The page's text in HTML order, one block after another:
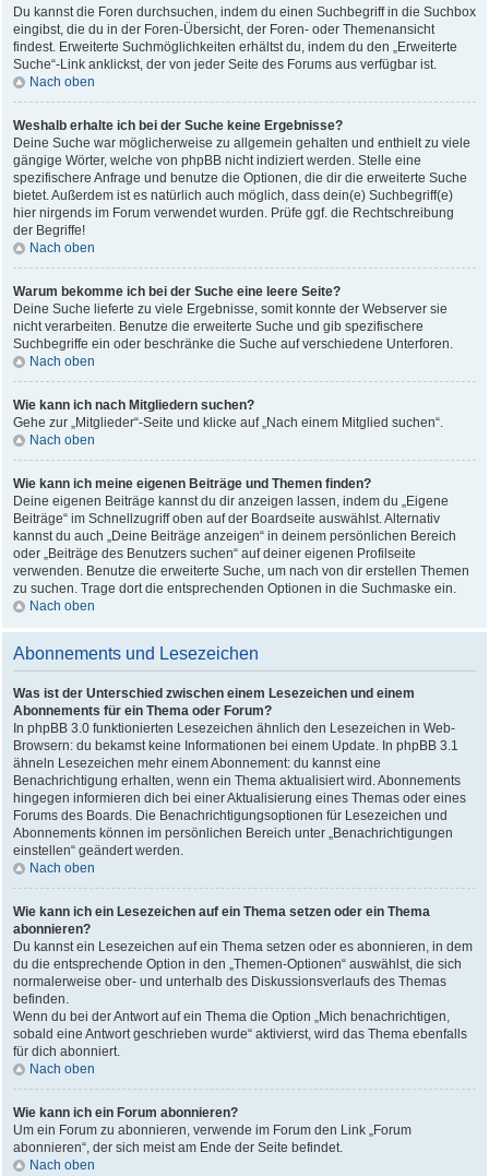
Du kannst die Foren durchsuchen, indem du einen Suchbegriff in die Suchbox
eingibst, die du in der Foren-Übersicht, der Foren- oder Themenansicht
findest. Erweiterte Suchmöglichkeiten erhältst du, indem du den „Erweiterte
Suche“-Link anklickst, der von jeder Seite des Forums aus verfügbar ist.
Nach oben
Weshalb erhalte ich bei der Suche keine Ergebnisse?
Deine Suche war möglicherweise zu allgemein gehalten und enthielt zu viele
gängige Wörter, welche von phpBB nicht indiziert werden. Stelle eine
spezifischere Anfrage und benutze die Optionen, die dir die erweiterte Suche
bietet. Außerdem ist es natürlich auch möglich, dass dein(e) Suchbegriff(e)
hier nirgends im Forum verwendet wurden. Prüfe ggf. die Rechtschreibung
der Begriffe!
Nach oben
Warum bekomme ich bei der Suche eine leere Seite?
Deine Suche lieferte zu viele Ergebnisse, somit konnte der Webserver sie
nicht verarbeiten. Benutze die erweiterte Suche und gib spezifischere
Suchbegriffe ein oder beschränke die Suche auf verschiedene Unterforen.
Nach oben
Wie kann ich nach Mitgliedern suchen?
Gehe zur „Mitglieder“-Seite und klicke auf „Nach einem Mitglied suchen“.
Nach oben
Wie kann ich meine eigenen Beiträge und Themen finden?
Deine eigenen Beiträge kannst du dir anzeigen lassen, indem du „Eigene
Beiträge“ im Schnellzugriff oben auf der Boardseite auswählst. Alternativ
kannst du auch „Deine Beiträge anzeigen“ in deinem persönlichen Bereich
oder „Beiträge des Benutzers suchen“ auf deiner eigenen Profilseite
verwenden. Benutze die erweiterte Suche, um nach von dir erstellen Themen
zu suchen. Trage dort die entsprechenden Optionen in die Suchmaske ein.
Nach oben
Abonnements und Lesezeichen
Was ist der Unterschied zwischen einem Lesezeichen und einem
Abonnements für ein Thema oder Forum?
In phpBB 3.0 funktionierten Lesezeichen ähnlich den Lesezeichen in Web-
Browsern: du bekamst keine Informationen bei einem Update. In phpBB 3.1
ähneln Lesezeichen mehr einem Abonnement: du kannst eine
Benachrichtigung erhalten, wenn ein Thema aktualisiert wird. Abonnements
hingegen informieren dich bei einer Aktualisierung eines Themas oder eines
Forums des Boards. Die Benachrichtigungsoptionen für Lesezeichen und
Abonnements können im persönlichen Bereich unter „Benachrichtigungen
einstellen“ geändert werden.
Nach oben
Wie kann ich ein Lesezeichen auf ein Thema setzen oder ein Thema
abonnieren?
Du kannst ein Lesezeichen auf ein Thema setzen oder es abonnieren, in dem
du die entsprechende Option in den „Themen-Optionen“ auswählst, die sich
normalerweise ober- und unterhalb des Diskussionsverlaufs des Themas
befinden.
Wenn du bei der Antwort auf ein Thema die Option „Mich benachrichtigen,
sobald eine Antwort geschrieben wurde“ aktivierst, wird das Thema ebenfalls
für dich abonniert.
Nach oben
Wie kann ich ein Forum abonnieren?
Um ein Forum zu abonnieren, verwende im Forum den Link „Forum
abonnieren“, der sich meist am Ende der Seite befindet.
Nach oben